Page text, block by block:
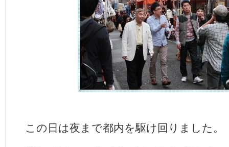
この日は夜まで都内を駆け回りました。